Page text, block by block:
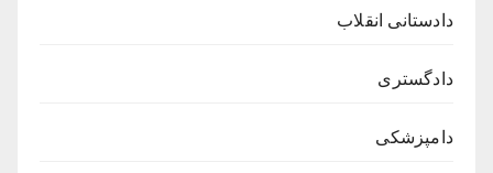
دادستانی انقلاب
دادگستری
دامپزشکی